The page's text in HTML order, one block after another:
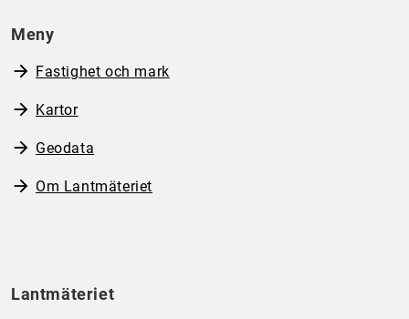
Meny
Fastighet och mark
Kartor
Geodata
Om Lantmäteriet
Lantmäteriet